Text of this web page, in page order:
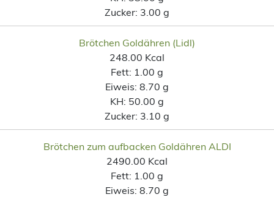
Zucker: 3.00 g
Brötchen Goldähren (Lidl)
248.00 Kcal
Fett: 1.00 g
Eiweis: 8.70 g
KH: 50.00 g
Zucker: 3.10 g
Brötchen zum aufbacken Goldähren ALDI
2490.00 Kcal
Fett: 1.00 g
Eiweis: 8.70 g